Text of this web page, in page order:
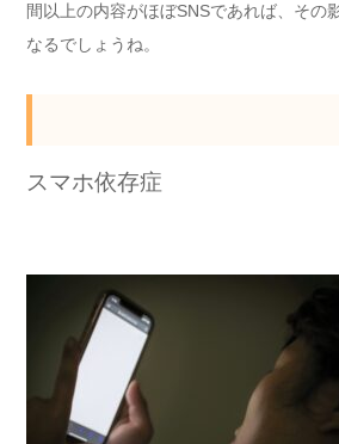
間以上の内容がほぼSNSであれば、その
なるでしょうね。
スマホ依存症